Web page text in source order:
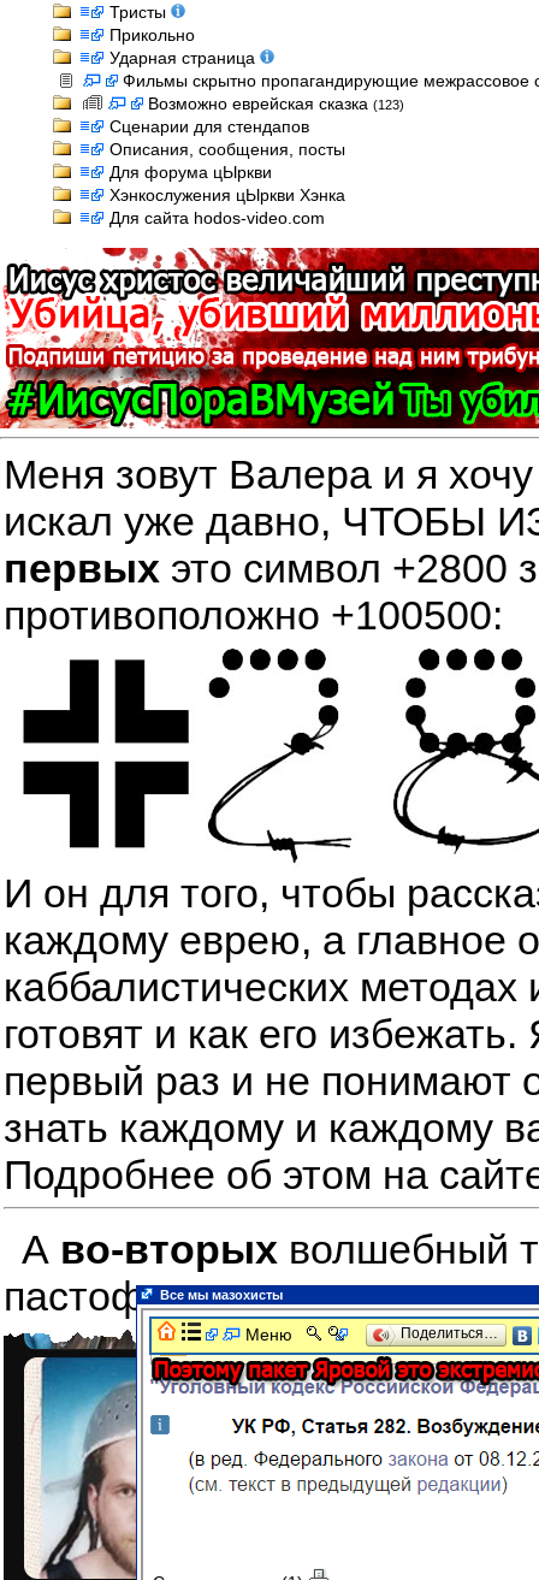
Все мы мазохисты
Тристы
Прикольно
Ударная страница
Фильмы скрытно пропагандирующие
Возможно еврейская сказка (123)
Сценарии для стендапов
Описания, сообщения, посты
Для форума цЫркви
Хэнкослужения цЫркви Хэнка
Для сайта hodos-video.com
Меня зовут Валера и я
искал уже давно,
первых это символ +2800
противоположно +100500:
И он для того, чтобы
каждому еврею, а главное
каббалистических
готовят и как его
первый раз и не понимают
знать каждому и каждому
Подробнее об этом на
А во-вторых волшебный
пастофарианцев друшлак